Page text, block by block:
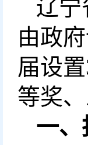
辽宁
由政
届设
等奖
一、